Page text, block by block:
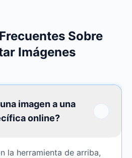
Sobre
Imágenes
imagen a una
online?
la herramienta de arriba,